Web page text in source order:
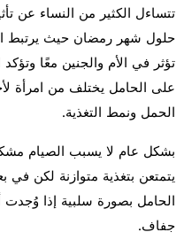
تتساءل الكثير من النساء عن
حلول شهر رمضان حيث يرتبط
تؤثر في الأم والجنين معًا
على الحامل يختلف من امرأة
الحمل ونمط التغذية.
بشكل عام لا يسبب الصيام
يتمتعن بتغذية متوازنة لكن
الحامل بصورة سلبية إذا
جفاف.